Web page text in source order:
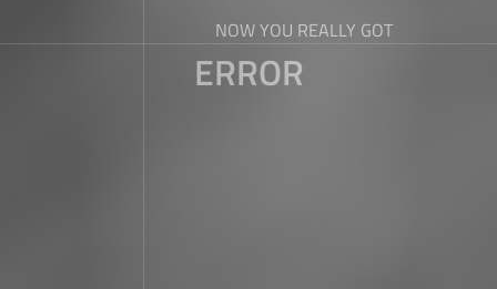
NOW YOU REALLY GOT
ERROR